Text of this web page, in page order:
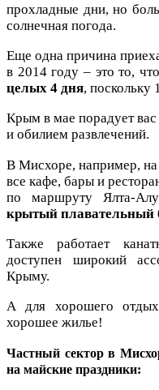
прохладные дни, но
солнечная погода.
Еще одна причина
в 2014 году – это то,
целых 4 дня, поскольку
Крым в мае порадует
и обилием развлечений.
В Мисхоре, например,
все кафе, бары и
по маршруту Ялта-
крытый плавательный
Также работает
доступен широкий
Крыму.
А для хорошего
хорошее жилье!
Частный сектор в
на майские праздники: